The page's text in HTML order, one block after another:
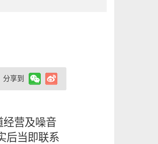
分享到
经营及噪音
后当即联系